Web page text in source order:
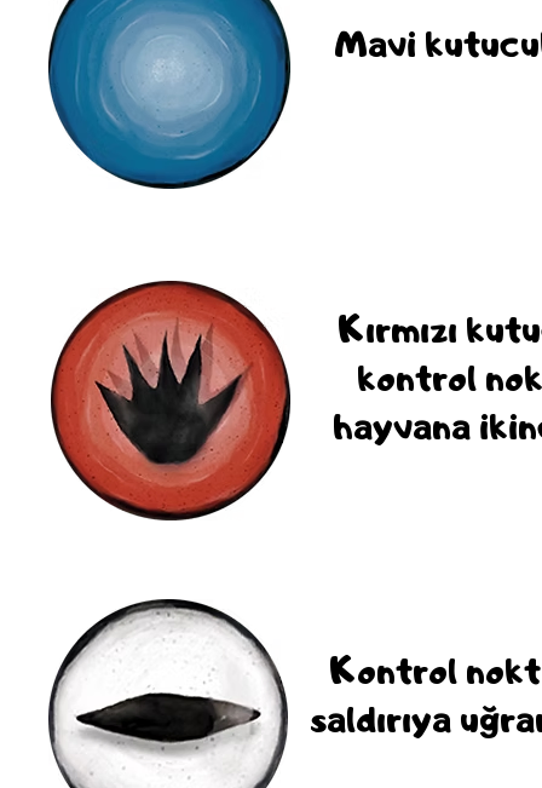
Mavi
Kırmızı
kontrol
hayvana
Kontrol
saldırıya